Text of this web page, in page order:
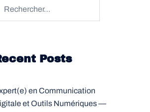
Posts
en Communication
et Outils Numériques —